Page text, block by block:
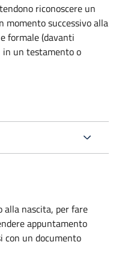
riconoscere un
successivo alla
formale (davanti
un testamento o
alla nascita, per fare
appuntamento
con un documento